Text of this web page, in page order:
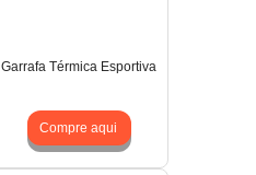
Garrafa Térmica Esportiva
Compre aqui